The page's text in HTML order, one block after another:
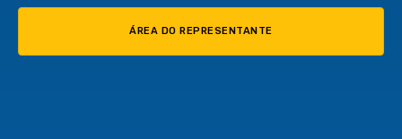
ÁREA DO REPRESENTANTE